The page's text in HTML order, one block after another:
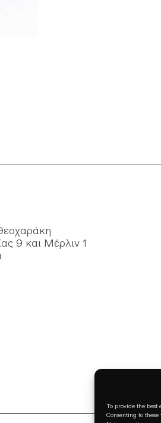
To provide the best
Consenting to
9 και Μέρλιν 1